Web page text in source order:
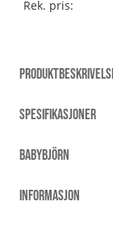
Rek. pris:
SPESIFIKASJONER
BABYBJÖRN
INFORMASJON